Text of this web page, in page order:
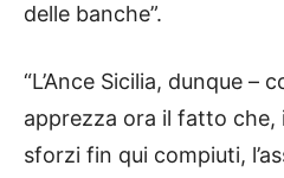
delle banche”.
“L’Ance Sicilia, dunque –
apprezza ora il fatto che,
sforzi fin qui compiuti,